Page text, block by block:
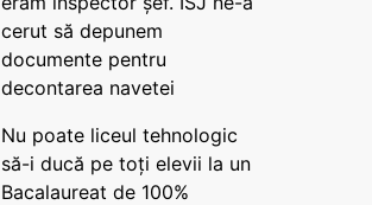
cerut să depunem
documente pentru
decontarea navetei
Nu poate liceul tehnologic
să-i ducă pe toți elevii la un
Bacalaureat de 100%